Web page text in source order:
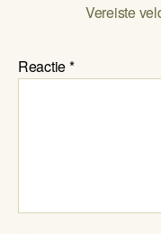
Vereiste
Reactie*